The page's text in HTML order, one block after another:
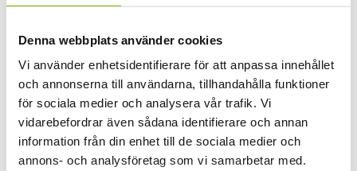
Denna webbplats använder cookies
Vi använder enhetsidentifierare för att anpassa innehållet
och annonserna till användarna, tillhandahålla funktioner
för sociala medier och analysera vår trafik. Vi
vidarebefordrar även sådana identifierare och annan
information från din enhet till de sociala medier och
annons- och analysföretag som vi samarbetar med.
Sommar
Solo enkelglasparti fönster, härdat energiglas, Förlängd
Sommar.Standardmått